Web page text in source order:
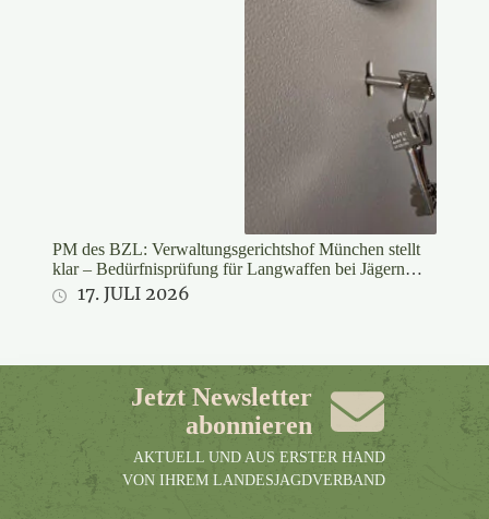
PM des BZL: Verwaltungsgerichtshof München stellt
klar – Bedürfnisprüfung für Langwaffen bei Jägern
rechtswidrig
17. JULI 2026
Jetzt Newsletter
abonnieren
AKTUELL UND AUS ERSTER HAND
VON IHREM LANDESJAGDVERBAND